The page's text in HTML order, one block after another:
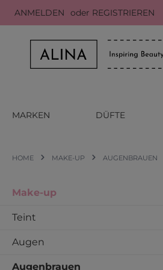
Hauptinhalt springen
Zur Suche springen
Zur Hauptnavigation springen
ANMELDEN oder REGISTRIEREN
MARKEN DÜFTE
HOME MAKE-UP AUGENBRAUEN
Make-up
Teint
Augen
Augenbrauen